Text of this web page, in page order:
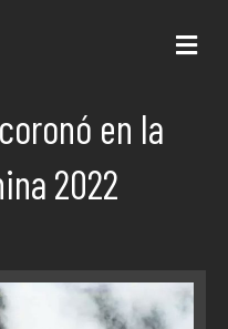
en la
2022